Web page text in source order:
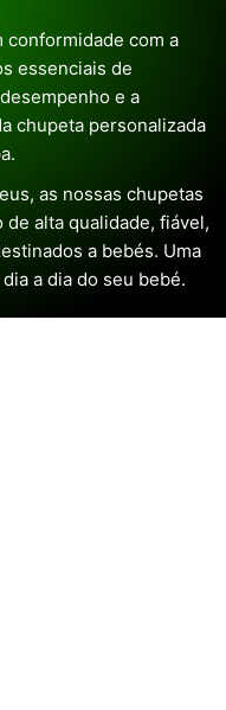
conformidade com a
essenciais de
e a
chupeta personalizada
as nossas chupetas
alta qualidade, fiável,
a bebés. Uma
a dia do seu bebé.